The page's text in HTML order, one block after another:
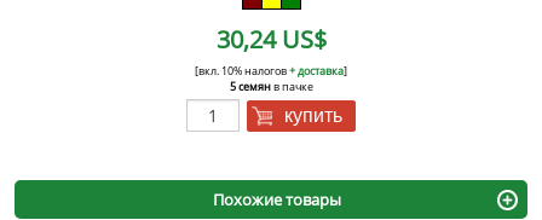
30,24 US$
[вкл. 10% налогов+ доставка]
5 семянв пачке
купить
Похожие товары